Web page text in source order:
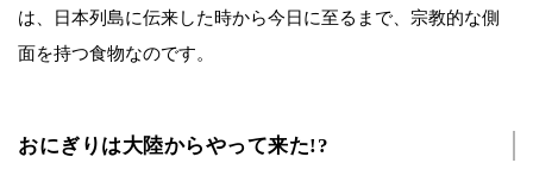
は、日本列島に伝来した時から今日に至るまで、宗教的な側
面を持つ食物なのです。
おにぎりは大陸からやって来た!?